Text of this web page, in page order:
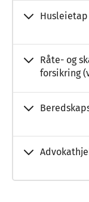
Husleietap
Råte- og
forsikring